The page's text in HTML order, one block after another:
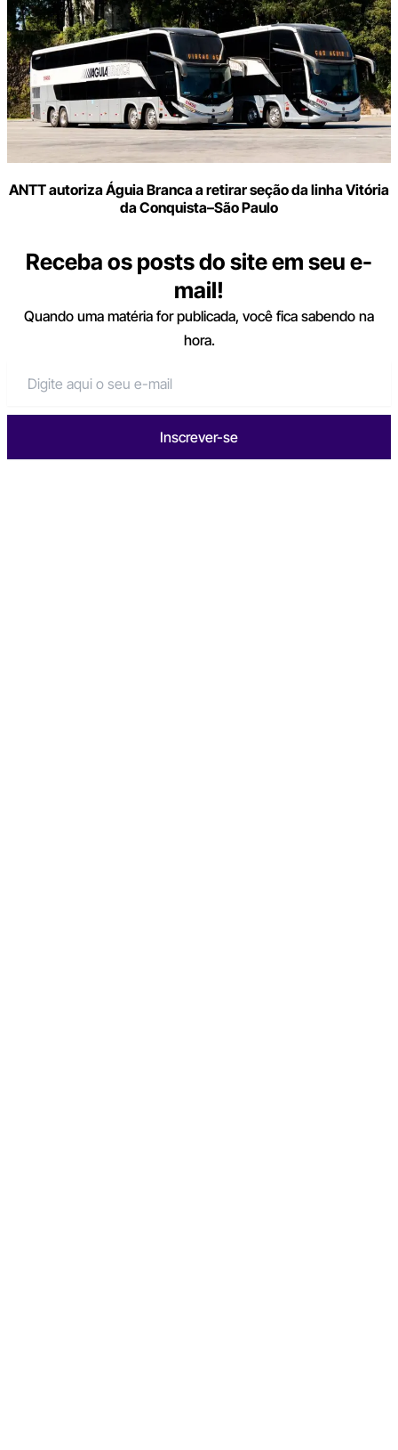
ANTT autoriza Águia Branca a retirar seção da linha Vitória
da Conquista–São Paulo
Receba os posts do site em seu e-
mail!
Quando uma matéria for publicada, você fica sabendo na
hora.
Inscrever-se